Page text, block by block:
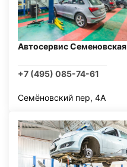
Автосервис Семеновская
+7 (495) 085-74-61
Семёновский пер, 4А